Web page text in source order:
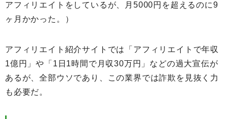
アフィリエイトをしているが、月5000円を超えるのに9
ヶ月かかった。）
アフィリエイト紹介サイトでは「アフィリエイトで年収
1億円」や「1日1時間で月収30万円」などの過大宣伝が
あるが、全部ウソであり、この業界では詐欺を見抜く力
も必要だ。